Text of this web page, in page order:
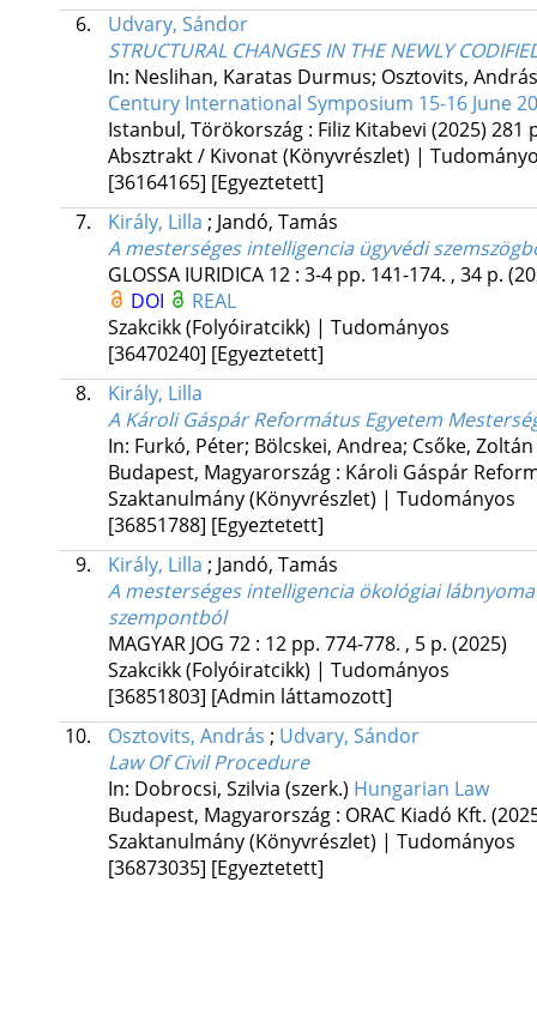
6.
Udvary, Sándor
STRUCTURAL CHANGES IN THE NEWLY
In: Neslihan, Karatas Durmus; Osztovits,
Century International Symposium 15-16 June
Istanbul, Törökország : Filiz Kitabevi (2025) 281
Absztrakt / Kivonat (Könyvrészlet) |
[36164165] [Egyeztetett]
7.
Király, Lilla ; Jandó, Tamás
A mesterséges intelligencia ügyvédi
GLOSSA IURIDICA 12: 3-4 pp. 141-174. , 34 p.
DOI
REAL
Szakcikk (Folyóiratcikk) | Tudományos
[36470240] [Egyeztetett]
8.
Király, Lilla
A Károli Gáspár Református Egyetem
In: Furkó, Péter; Bölcskei, Andrea; Csőke,
Budapest, Magyarország : Károli Gáspár
Szaktanulmány (Könyvrészlet) | Tudományos
[36851788] [Egyeztetett]
9.
Király, Lilla ; Jandó, Tamás
A mesterséges intelligencia ökológiai
szempontból
MAGYAR JOG 72: 12 pp. 774-778. , 5 p. (2025)
Szakcikk (Folyóiratcikk) | Tudományos
[36851803] [Admin láttamozott]
10.
Osztovits, András ; Udvary, Sándor
Law Of Civil Procedure
In: Dobrocsi, Szilvia (szerk.) Hungarian Law
Budapest, Magyarország : ORAC Kiadó Kft.
Szaktanulmány (Könyvrészlet) | Tudományos
[36873035] [Egyeztetett]